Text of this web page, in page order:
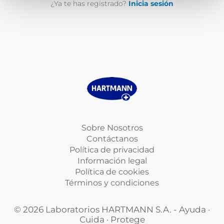
¿Ya te has registrado? Inicia sesión
Sobre Nosotros
Contáctanos
Política de privacidad
Información legal
Política de cookies
Términos y condiciones
© 2026 Laboratorios HARTMANN S.A. - Ayuda ·
Cuida · Protege